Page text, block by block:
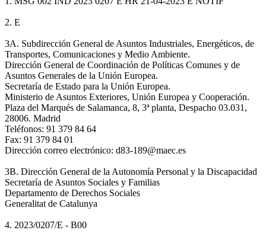
2. E
3A. Subdirección General de Asuntos Industriales, Energéticos, de
Transportes, Comunicaciones y Medio Ambiente.
Dirección General de Coordinación de Políticas Comunes y de
Asuntos Generales de la Unión Europea.
Secretaría de Estado para la Unión Europea.
Ministerio de Asuntos Exteriores, Unión Europea y Cooperación.
Plaza del Marqués de Salamanca, 8, 3ª planta, Despacho 03.031,
28006. Madrid
Teléfonos: 91 379 84 64
Fax: 91 379 84 01
Dirección correo electrónico: d83-189@maec.es
3B. Dirección General de la Autonomía Personal y la Discapacidad
Secretaría de Asuntos Sociales y Familias
Departamento de Derechos Sociales
Generalitat de Catalunya
4. 2023/0207/E - B00